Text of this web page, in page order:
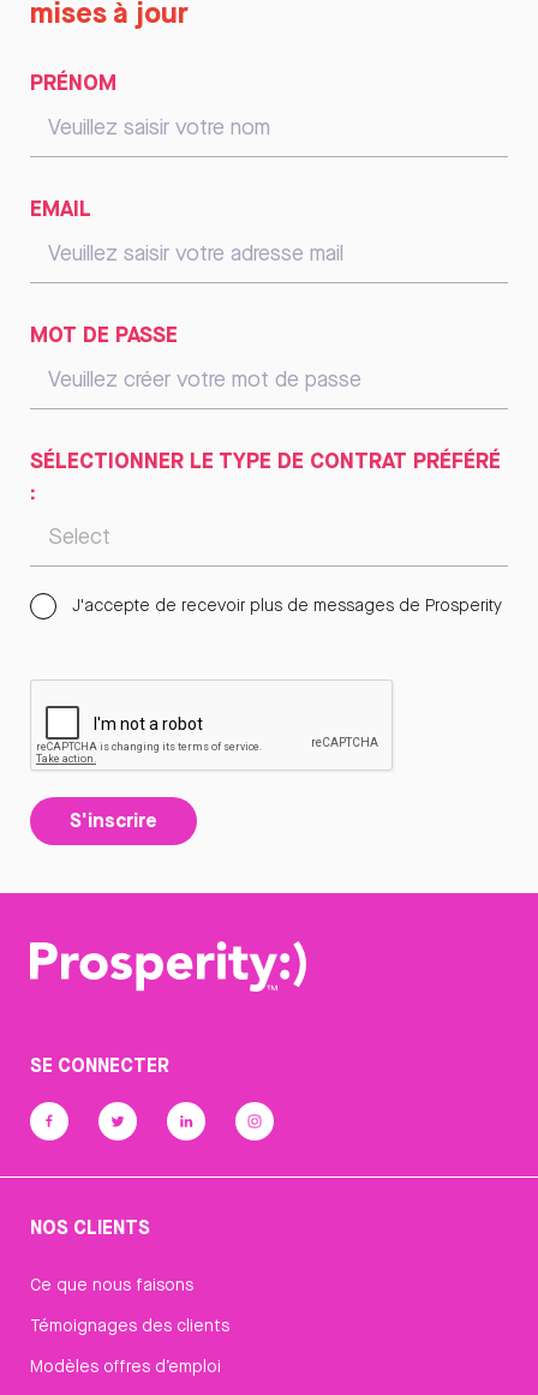
mises à jour
PRÉNOM
EMAIL
MOT DE PASSE
SÉLECTIONNER LE TYPE DE CONTRAT PRÉFÉRÉ
:
J'accepte de recevoir plus de messages de Prosperity
S'inscrire
SE CONNECTER
NOS CLIENTS
Ce que nous faisons
Témoignages des clients
Modèles offres d’emploi